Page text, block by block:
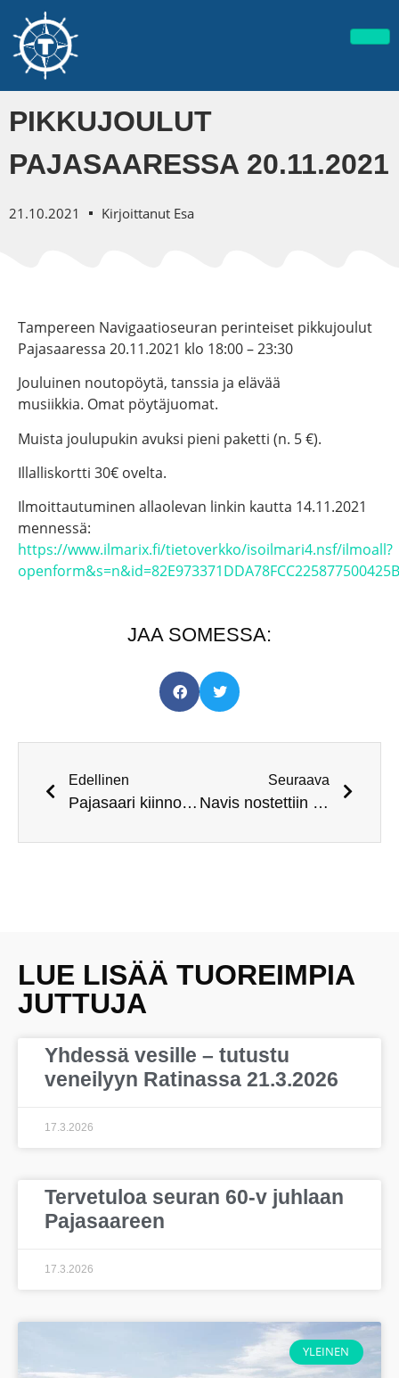
PIKKUJOULUT
PAJASAARESSA 20.11.2021
21.10.2021 Kirjoittanut Esa
Tampereen Navigaatioseuran perinteiset pikkujoulut
Pajasaaressa 20.11.2021 klo 18:00 – 23:30
Jouluinen noutopöytä, tanssia ja elävää
musiikkia. Omat pöytäjuomat.
Muista joulupukin avuksi pieni paketti (n. 5 €).
Illalliskortti 30€ ovelta.
Ilmoittautuminen allaolevan linkin kautta 14.11.2021
mennessä:
https://www.ilmarix.fi/tietoverkko/isoilmari4.nsf/ilmoall?
JAA SOMESSA:
Edellinen
Pajasaari kiinnosti Tampere-päivän vieraita
Seuraava
Navis nostettiin talvitelakalle
LUE LISÄÄ TUOREIMPIA
JUTTUJA
Yhdessä vesille – tutustu
veneilyyn Ratinassa 21.3.2026
17.3.2026
Tervetuloa seuran 60-v juhlaan
Pajasaareen
17.3.2026
YLEINEN